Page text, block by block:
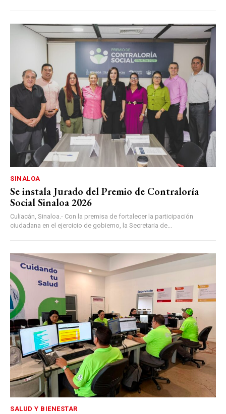
SINALOA
Se instala Jurado del Premio de Contraloría
Social Sinaloa 2026
Culiacán, Sinaloa.- Con la premisa de fortalecer la participación
ciudadana en el ejercicio de gobierno, la Secretaria de...
SALUD Y BIENESTAR